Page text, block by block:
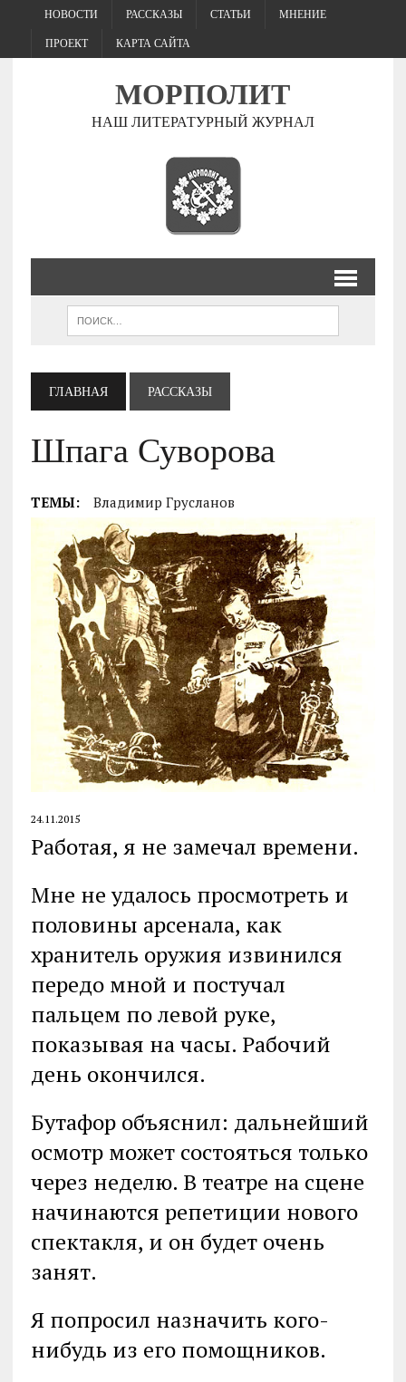
НОВОСТИ РАССКАЗЫ СТАТЬИ МНЕНИЕ
ПРОЕКТ КАРТА САЙТА
МОРПОЛИТ
НАШ ЛИТЕРАТУРНЫЙ ЖУРНАЛ
ГЛАВНАЯ РАССКАЗЫ
Шпага Суворова
ТЕМЫ: Владимир Грусланов
24.11.2015
Работая, я не замечал времени.
Мне не удалось просмотреть и
половины арсенала, как
хранитель оружия извинился
передо мной и постучал
пальцем по левой руке,
показывая на часы. Рабочий
день окончился.
Бутафор объяснил: дальнейший
осмотр может состояться только
через неделю. В театре на сцене
начинаются репетиции нового
спектакля, и он будет очень
занят.
Я попросил назначить кого-
нибудь из его помощников.